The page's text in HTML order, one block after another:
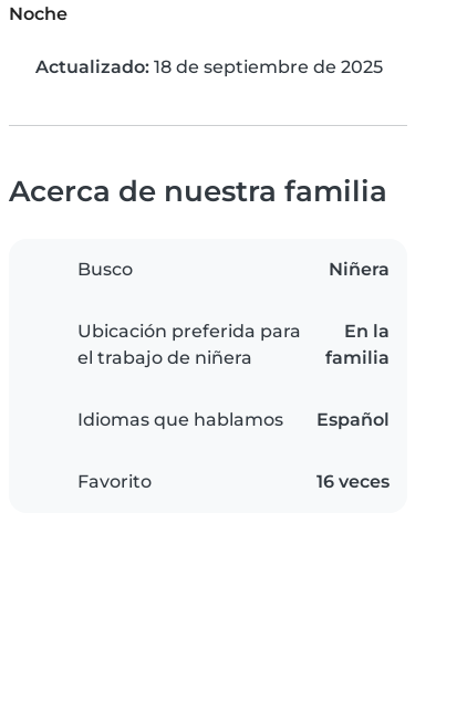
Noche
Actualizado: 18 de septiembre de 2025
Acerca de nuestra familia
Busco Niñera
Ubicación preferida para
el trabajo de niñera
En la
familia
Idiomas que hablamos Español
Favorito 16 veces